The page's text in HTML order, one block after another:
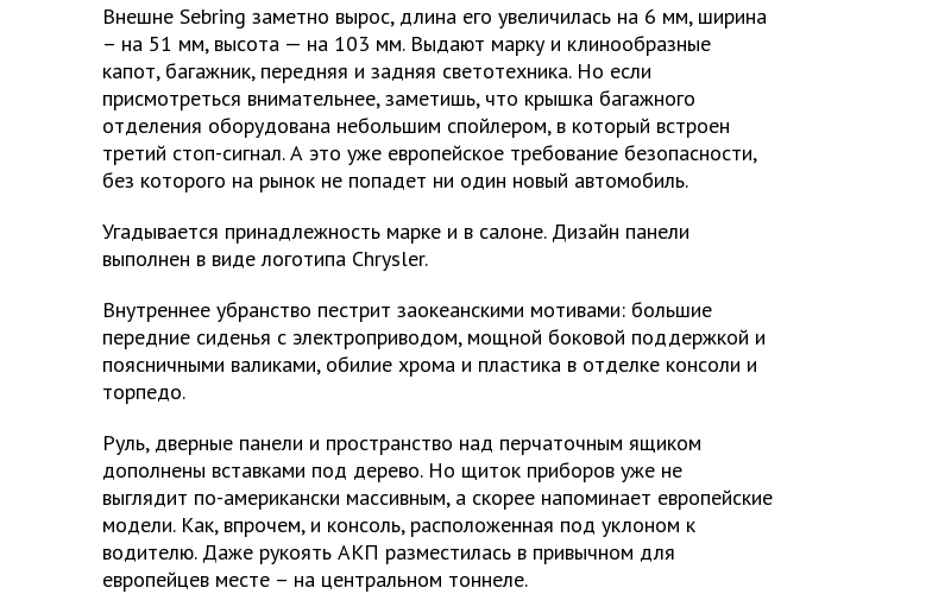
Внешне Sebring заметно вырос, длина его увеличилась на 6 мм, ширина
– на 51 мм, высота — на 103 мм. Выдают марку и клинообразные
капот, багажник, передняя и задняя светотехника. Но если
присмотреться внимательнее, заметишь, что крышка багажного
отделения оборудована небольшим спойлером, в который встроен
третий стоп-сигнал. А это уже европейское требование безопасности,
без которого на рынок не попадет ни один новый автомобиль.
Угадывается принадлежность марке и в салоне. Дизайн панели
выполнен в виде логотипа Chrysler.
Внутреннее убранство пестрит заокеанскими мотивами: большие
передние сиденья с электроприводом, мощной боковой поддержкой и
поясничными валиками, обилие хрома и пластика в отделке консоли и
торпедо.
Руль, дверные панели и пространство над перчаточным ящиком
дополнены вставками под дерево. Но щиток приборов уже не
выглядит по-американски массивным, а скорее напоминает европейские
модели. Как, впрочем, и консоль, расположенная под уклоном к
водителю. Даже рукоять АКП разместилась в привычном для
европейцев месте – на центральном тоннеле.